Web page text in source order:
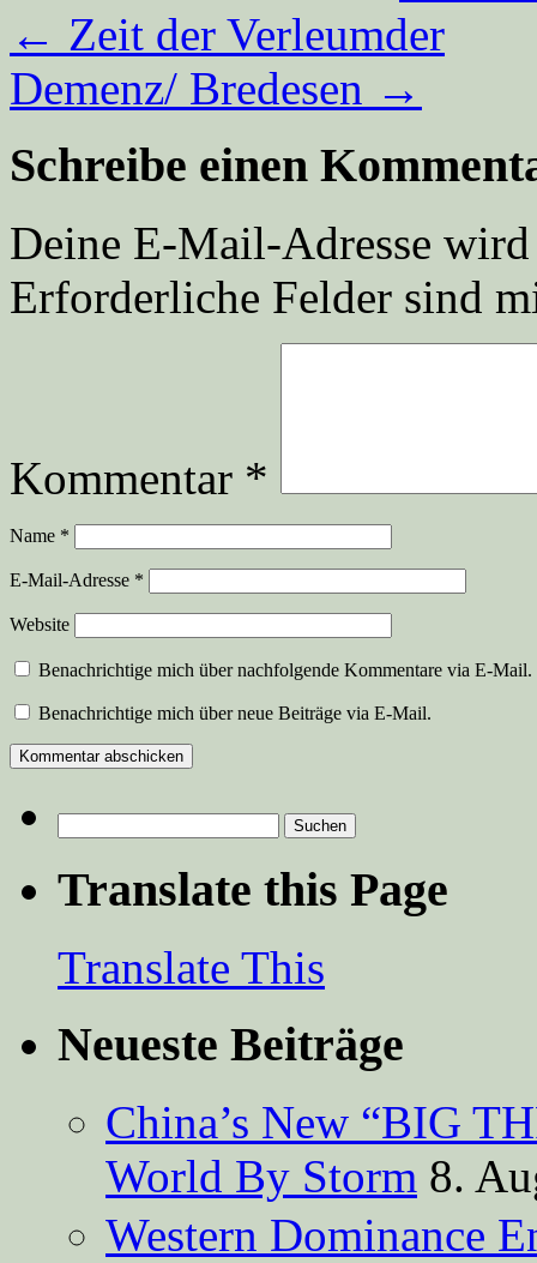
← Zeit der Verleumder
Demenz/ Bredesen →
Schreibe einen
Deine E-Mail-Adresse
Erforderliche Felder sind
Kommentar *
Name *
E-Mail-Adresse *
Website
Benachrichtige mich über nachfolgende Kommentare via E-Mail.
Benachrichtige mich über neue Beiträge via E-Mail.
nach:
Translate this Page
Translate This
Neueste Beiträge
China’s New “BIG
World By Storm 8.
Western Dominance